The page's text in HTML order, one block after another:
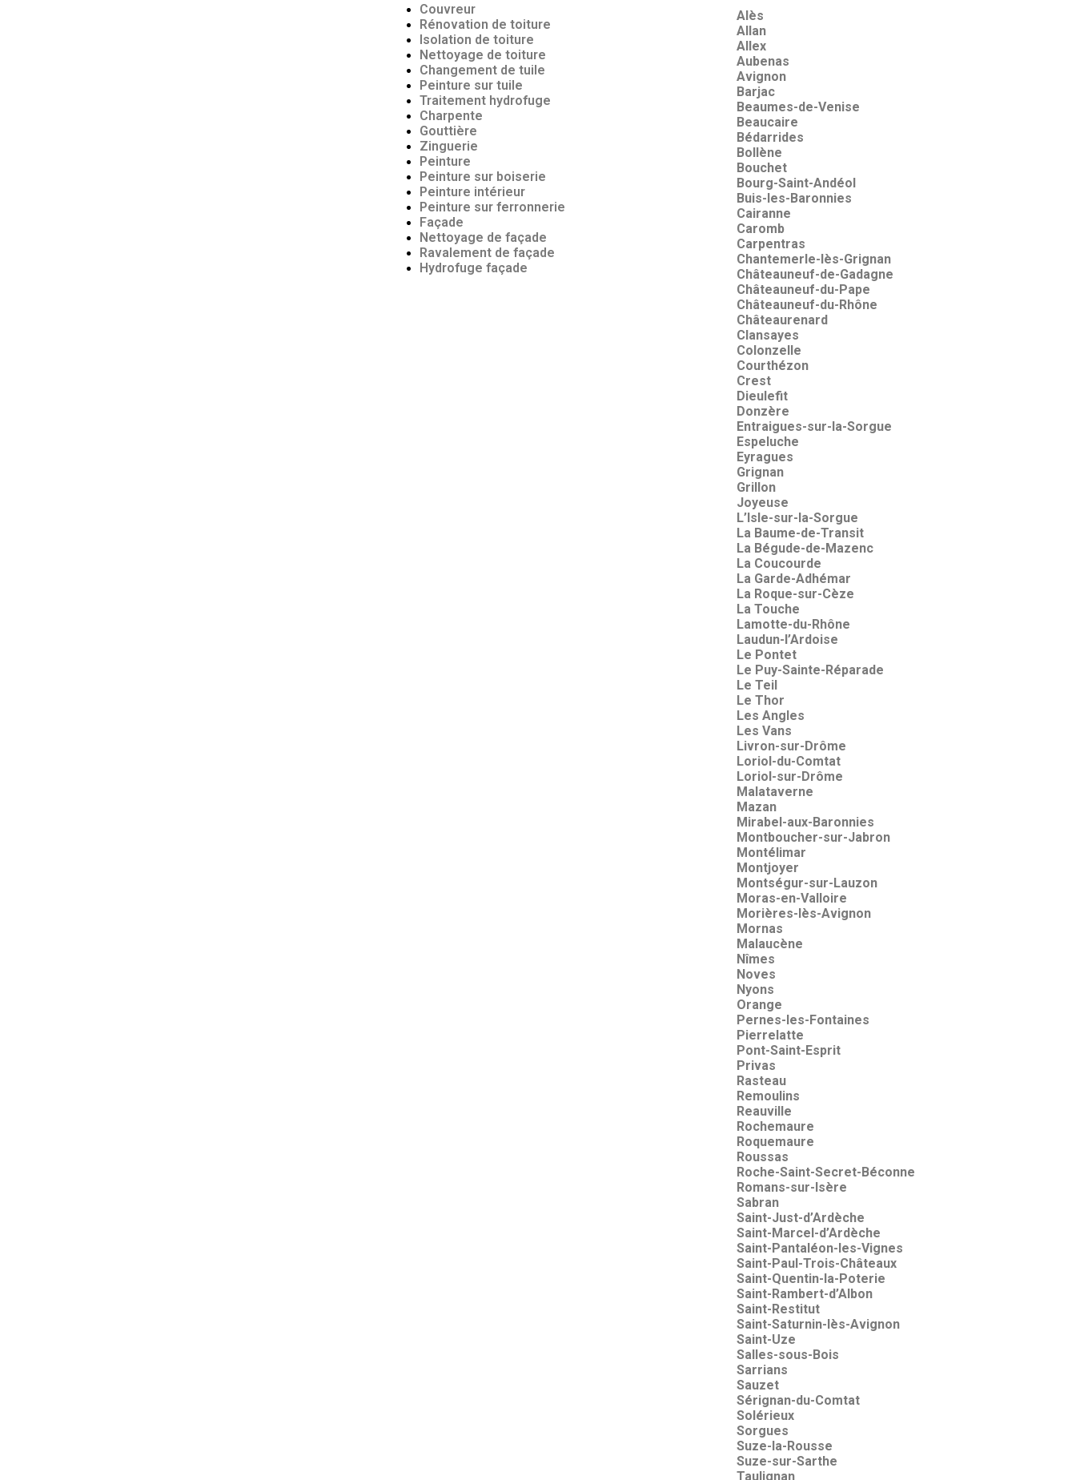
Couvreur
Rénovation de toiture
Isolation de toiture
Nettoyage de toiture
Changement de tuile
Peinture sur tuile
Traitement hydrofuge
Charpente
Gouttière
Zinguerie
Peinture
Peinture sur boiserie
Peinture intérieur
Peinture sur ferronnerie
Façade
Nettoyage de façade
Ravalement de façade
Hydrofuge façade
Alès
Allan
Allex
Aubenas
Avignon
Barjac
Beaumes-de-Venise
Beaucaire
Bédarrides
Bollène
Bouchet
Bourg-Saint-Andéol
Buis-les-Baronnies
Cairanne
Caromb
Carpentras
Chantemerle-lès-Grignan
Châteauneuf-de-Gadagne
Châteauneuf-du-Pape
Châteauneuf-du-Rhône
Châteaurenard
Clansayes
Colonzelle
Courthézon
Crest
Dieulefit
Donzère
Entraigues-sur-la-Sorgue
Espeluche
Eyragues
Grignan
Grillon
Joyeuse
L’Isle-sur-la-Sorgue
La Baume-de-Transit
La Bégude-de-Mazenc
La Coucourde
La Garde-Adhémar
La Roque-sur-Cèze
La Touche
Lamotte-du-Rhône
Laudun-l’Ardoise
Le Pontet
Le Puy-Sainte-Réparade
Le Teil
Le Thor
Les Angles
Les Vans
Livron-sur-Drôme
Loriol-du-Comtat
Loriol-sur-Drôme
Malataverne
Mazan
Mirabel-aux-Baronnies
Montboucher-sur-Jabron
Montélimar
Montjoyer
Montségur-sur-Lauzon
Moras-en-Valloire
Morières-lès-Avignon
Mornas
Malaucène
Nîmes
Noves
Nyons
Orange
Pernes-les-Fontaines
Pierrelatte
Pont-Saint-Esprit
Privas
Rasteau
Remoulins
Reauville
Rochemaure
Roquemaure
Roussas
Roche-Saint-Secret-Béconne
Romans-sur-Isère
Sabran
Saint-Just-d’Ardèche
Saint-Marcel-d’Ardèche
Saint-Pantaléon-les-Vignes
Saint-Paul-Trois-Châteaux
Saint-Quentin-la-Poterie
Saint-Rambert-d’Albon
Saint-Restitut
Saint-Saturnin-lès-Avignon
Saint-Uze
Salles-sous-Bois
Sarrians
Sauzet
Sérignan-du-Comtat
Solérieux
Sorgues
Suze-la-Rousse
Suze-sur-Sarthe
Taulignan